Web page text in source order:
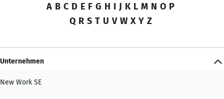
A B C D E F G H I J K L M N O P
Q R S T U V W X Y Z
Unternehmen
New Work SE